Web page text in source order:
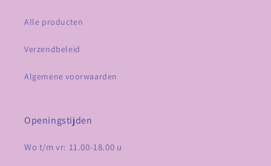
Alle producten
Verzendbeleid
Algemene voorwaarden
Openingstijden
Wo t/m vr: 11.00-18.00 u